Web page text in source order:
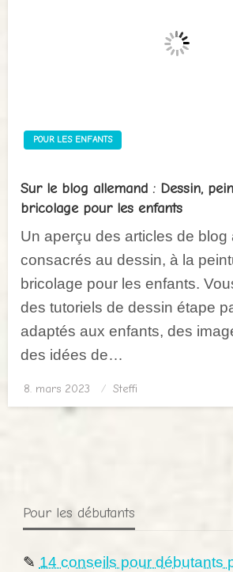
POUR LES ENFANTS
Sur le blog allemand : Dessin,
bricolage pour les enfants
Un aperçu des articles de blog
consacrés au dessin, à la
bricolage pour les enfants.
des tutoriels de dessin étape
adaptés aux enfants, des
des idées de…
Posted
on
8. mars 2023 Steffi
Pour les débutants
✎ 14 conseils pour débutants